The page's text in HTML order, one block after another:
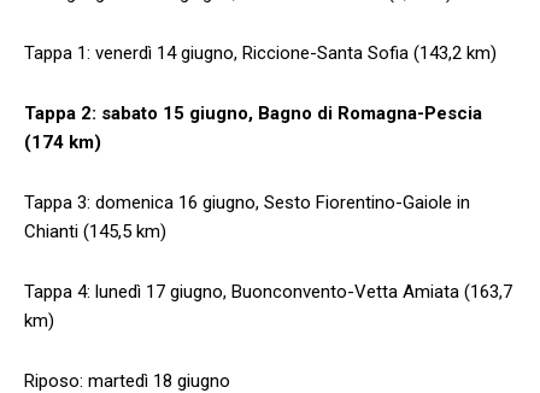
Tappa 1: venerdì 14 giugno, Riccione-Santa Sofia (143,2 km)
Tappa 2: sabato 15 giugno, Bagno di Romagna-Pescia
(174 km)
Tappa 3: domenica 16 giugno, Sesto Fiorentino-Gaiole in
Chianti (145,5 km)
Tappa 4: lunedì 17 giugno, Buonconvento-Vetta Amiata (163,7
km)
Riposo: martedì 18 giugno